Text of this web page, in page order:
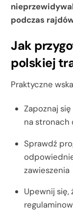
podczas
Jak
polskiej
Praktyczne
Zapoznaj
na stronach
Sprawdź
zawieszenia
Upewnij się,